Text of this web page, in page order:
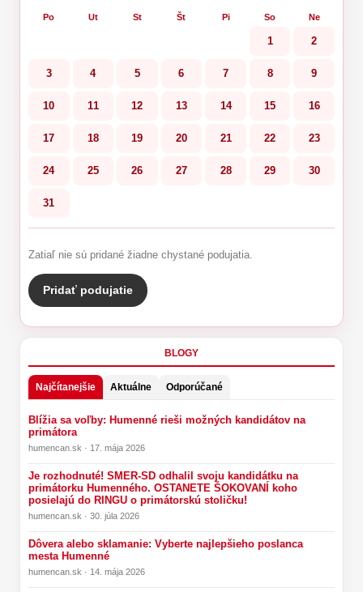
Po Ut St Št Pi So Ne
1 2
3 4 5 6 7 8 9
10 11 12 13 14 15 16
17 18 19 20 21 22 23
24 25 26 27 28 29 30
31
Zatiaľ nie sú pridané žiadne chystané podujatia.
Pridať podujatie
BLOGY
Najčítanejšie Aktuálne Odporúčané
Blížia sa voľby: Humenné rieši možných kandidátov na
primátora
humencan.sk · 17. mája 2026
Je rozhodnuté! SMER-SD odhalil svoju kandidátku na
primátorku Humenného. OSTANETE ŠOKOVANÍ koho
posielajú do RINGU o primátorskú stoličku!
humencan.sk · 30. júla 2026
Dôvera alebo sklamanie: Vyberte najlepšieho poslanca
mesta Humenné
humencan.sk · 14. mája 2026